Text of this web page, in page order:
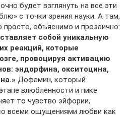
будет взглянуть на все эти
с точки зрения науки. А там,
просто, объяснимо и прозаично:
собой уникальную
реакций, которые
провоцируя активацию
эндорфина, окситоцина,
Дофамин, который
влюбленности и пике
то чувство эйфории,
всеми ощущениями любви как